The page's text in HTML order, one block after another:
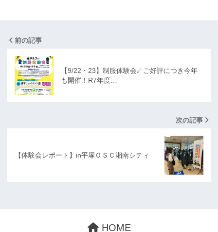
前の記事
【9/22・23】制服体験会☄ご好評につき今年
も開催！R7年度…
次の記事
【体験会レポート】in平塚ＯＳＣ湘南シティ
HOME